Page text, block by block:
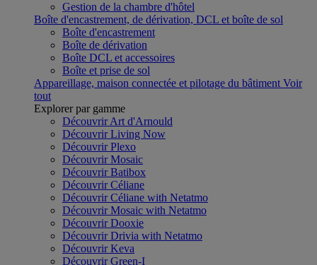
Gestion de la chambre d'hôtel
Boîte d'encastrement, de dérivation, DCL et boîte de sol
Boîte d'encastrement
Boîte de dérivation
Boîte DCL et accessoires
Boîte et prise de sol
Appareillage, maison connectée et pilotage du bâtiment Voir
tout
Explorer par gamme
Découvrir Art d'Arnould
Découvrir Living Now
Découvrir Plexo
Découvrir Mosaic
Découvrir Batibox
Découvrir Céliane
Découvrir Céliane with Netatmo
Découvrir Mosaic with Netatmo
Découvrir Dooxie
Découvrir Drivia with Netatmo
Découvrir Keva
Découvrir Green-I